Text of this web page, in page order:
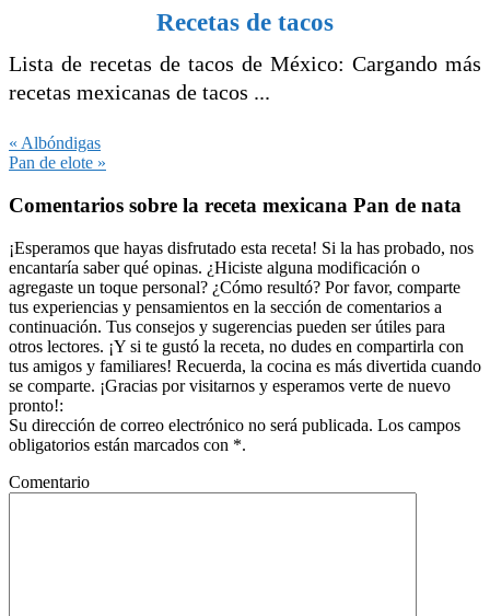
Recetas de tacos
Lista de recetas de tacos de México: Cargando más
recetas mexicanas de tacos ...
Entrada
anterior:
« Albóndigas
Siguiente
Pan de elote »
con
los
lectores
Comentarios sobre la receta mexicana Pan de nata
¡Esperamos que hayas disfrutado esta receta! Si la has probado, nos
encantaría saber qué opinas. ¿Hiciste alguna modificación o
agregaste un toque personal? ¿Cómo resultó? Por favor, comparte
tus experiencias y pensamientos en la sección de comentarios a
continuación. Tus consejos y sugerencias pueden ser útiles para
otros lectores. ¡Y si te gustó la receta, no dudes en compartirla con
tus amigos y familiares! Recuerda, la cocina es más divertida cuando
se comparte. ¡Gracias por visitarnos y esperamos verte de nuevo
pronto!:
Su dirección de correo electrónico no será publicada. Los campos
obligatorios están marcados con *.
Comentario